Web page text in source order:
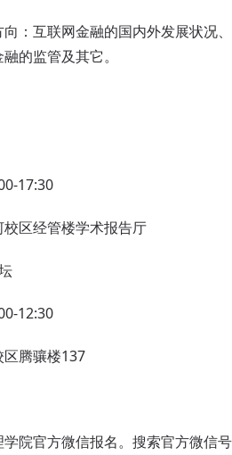
互联网金融的国内外发展状况
的监管及其它。
17:30
区经管楼学术报告厅
12:30
腾骧楼137
官方微信报名。搜索官方微信号